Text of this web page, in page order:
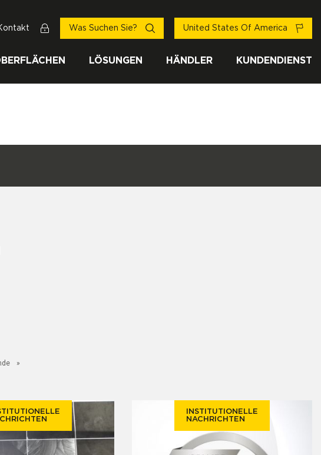
LÖSUNGEN HÄNDLER KUNDENDIENST
Was Suchen Sie? United States Of America
INSTITUTIONELLE
NACHRICHTEN